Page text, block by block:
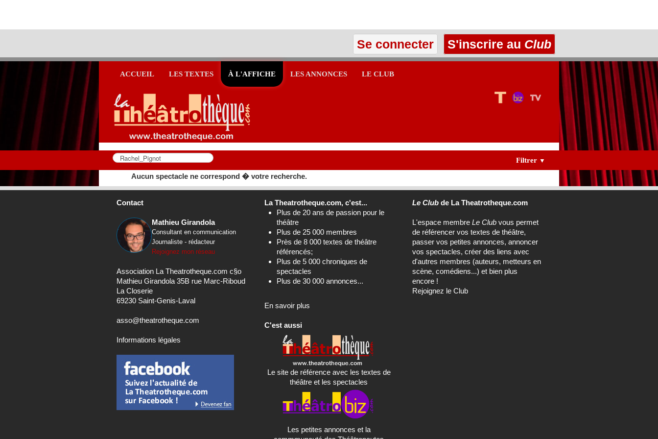
Se connecter S'inscrire au Club
ACCUEIL LES TEXTES À L'AFFICHE LES ANNONCES LE CLUB
Filtrer ▼
Aucun spectacle ne correspond � votre recherche.
Contact
Mathieu Girandola
Consultant en communication
Journaliste - rédacteur
Rejoignez mon réseau
Association La Theatrotheque.com c§o
Mathieu Girandola 35B rue Marc-Riboud
La Closerie
69230 Saint-Genis-Laval
asso@theatrotheque.com
Informations légales
La Theatrotheque.com, c'est...
Plus de 20 ans de passion pour le
théâtre
Plus de 25 000 membres
Près de 8 000 textes de théâtre
référencés;
Plus de 5 000 chroniques de
spectacles
Plus de 30 000 annonces...
En savoir plus
C'est aussi
Le site de référence avec les textes de
théâtre et les spectacles
Les petites annonces et la
Le Club de La Theatrotheque.com
L'espace membreLe Club vous permet
de référencer vos textes de théâtre,
passer vos petites annonces, annoncer
vos spectacles, créer des liens avec
d'autres membres (auteurs, metteurs en
scène, comédiens...) et bien plus
encore !
Rejoignez le Club